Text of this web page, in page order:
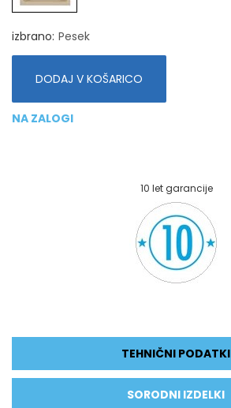
izbrano Pesek
DODAJ V KOŠARICO
NA ZALOGI
10 let garancije
TEHNIČNI PODATKI
SORODNI IZDELKI